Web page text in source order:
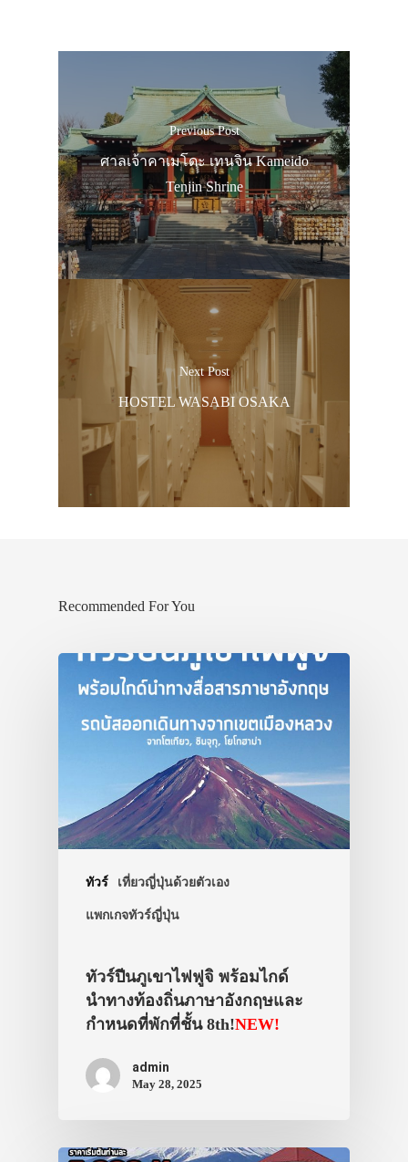
Previous Post
ศาลเจ้าคาเมโดะ เทนจิน Kameido
Tenjin Shrine
Next Post
HOSTEL WASABI OSAKA
Recommended For You
ทัวร์ เที่ยวญี่ปุ่นด้วยตัวเอง
แพกเกจทัวร์ญี่ปุ่น
ทัวร์ปีนภูเขาไฟฟูจิ พร้อมไกด์
นำทางท้องถิ่นภาษาอังกฤษและ
กำหนดที่พักที่ชั้น 8th!NEW!
admin
May 28, 2025